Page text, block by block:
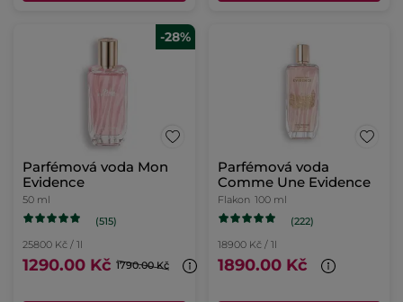
-28%
Parfémová voda Mon
Evidence
50 ml
(515)
25800 Kč / 1l
1290.00 Kč 1790.00 Kč
Parfémová voda
Comme Une Evidence
Flakon 100 ml
(222)
18900 Kč / 1l
1890.00 Kč